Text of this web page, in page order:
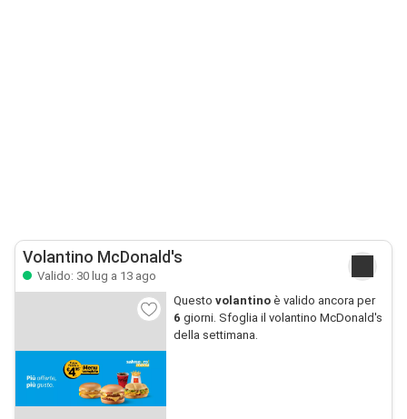
Volantino McDonald's
Valido: 30 lug a 13 ago
Questo volantinoè valido ancora per
6 giorni. Sfoglia il volantino McDonald's
della settimana.